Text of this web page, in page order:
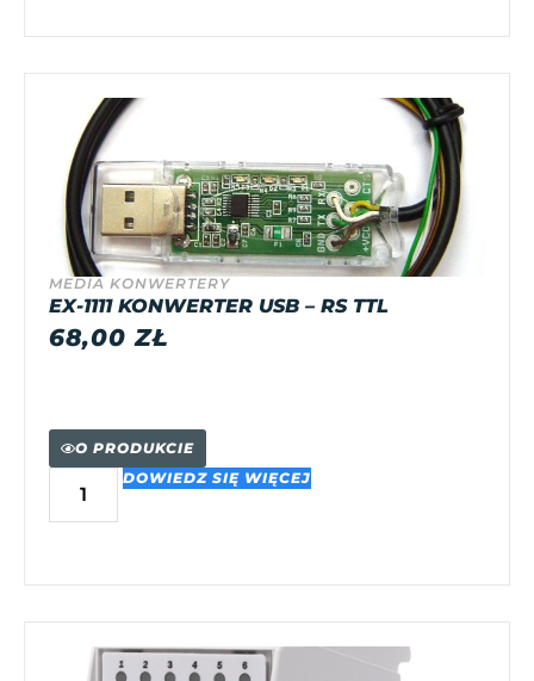
MEDIA KONWERTERY
EX-1111 KONWERTER USB – RS TTL
68,00ZŁ
O PRODUKCIE
DOWIEDZ SIĘ WIĘCEJ